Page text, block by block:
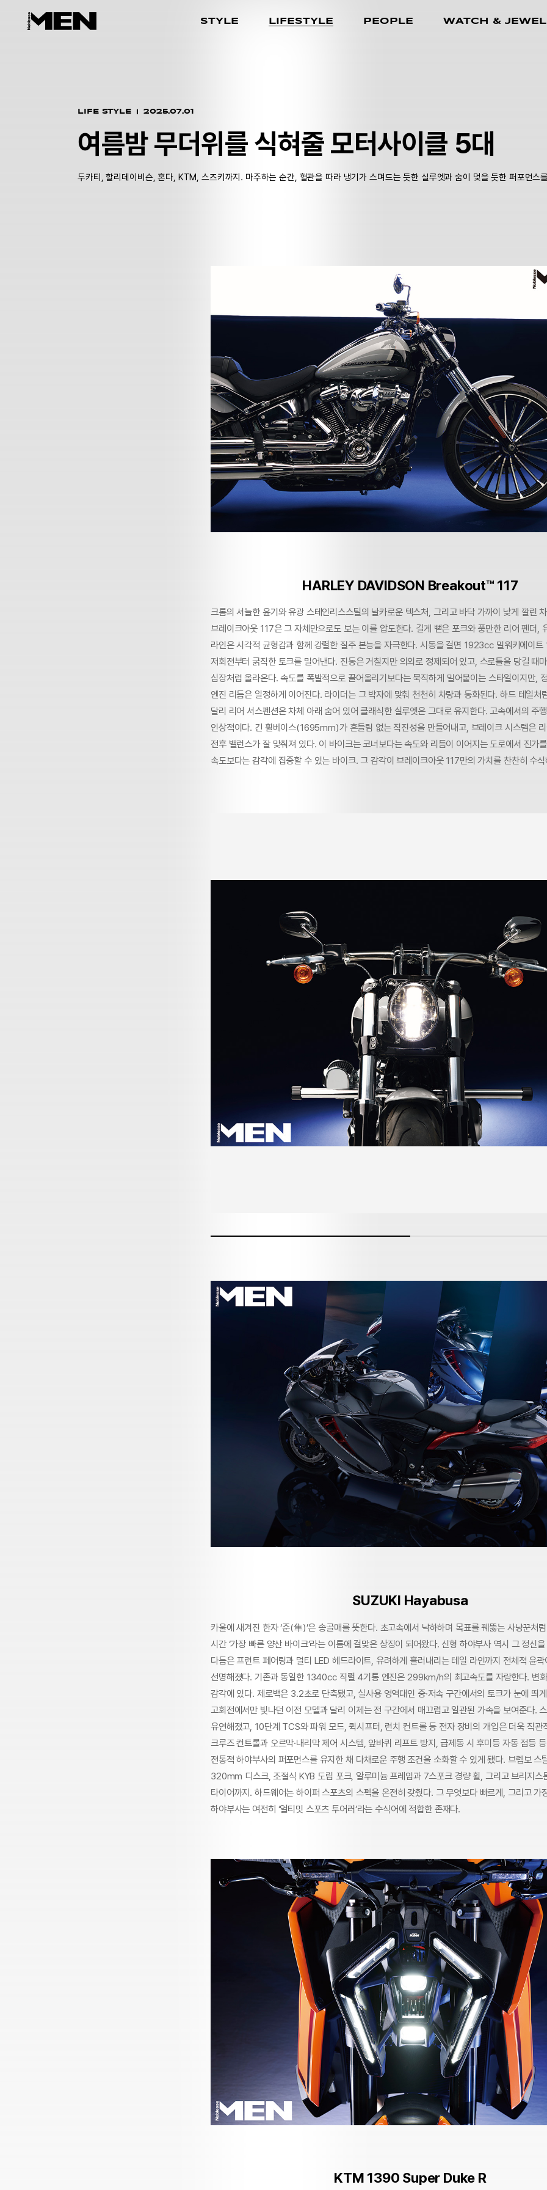
STYLE LIFESTYLE PEOPLE WATCH &
LIFE STYLE 2025.07.01
여름밤 무더위를 식혀줄 모터사이클 5대
두카티, 할리데이비슨, 혼다, KTM, 스즈키까지. 마주하는 순간, 혈관을 따라 냉기가 스며드는 듯한 실루엣과 숨이 멎을 듯한 퍼포먼스
HARLEY DAVIDSON Breakout™ 117
크롬의 서늘한 윤기와 유광 스테인리스스틸의 날카로운 텍스처, 그리고 바닥 가까이 낮게 깔린
브레이크아웃 117은 그 자체만으로도 보는 이를 압도한다. 길게 뻗은 포크와 풍만한 리어 펜더,
라인은 시각적 균형감과 함께 강렬한 질주 본능을 자극한다. 시동을 걸면 1923cc 밀워키에이트
저회전부터 굵직한 토크를 밀어낸다. 진동은 거칠지만 의외로 정제되어 있고, 스로틀을 당길 때
심장처럼 올라온다. 속도를 폭발적으로 끌어올리기보다는 묵직하게 밀어붙이는 스타일이지만,
엔진 리듬은 일정하게 이어진다. 라이더는 그 박자에 맞춰 천천히 차량과 동화된다. 하드 테일처
달리 리어 서스펜션은 차체 아래 숨어 있어 클래식한 실루엣은 그대로 유지한다. 고속에서의 주
인상적이다. 긴 휠베이스(1695mm)가 흔들림 없는 직진성을 만들어내고, 브레이크 시스템은
전후 밸런스가 잘 맞춰져 있다. 이 바이크는 코너보다는 속도와 리듬이 이어지는 도로에서 진가
속도보다는 감각에 집중할 수 있는 바이크. 그 감각이 브레이크아웃 117만의 가치를 찬찬히 수
SUZUKI Hayabusa
카울에 새겨진 한자 ‘준(隼)’은 송골매를 뜻한다. 초고속에서 낙하하며 목표를 꿰뚫는 사냥꾼처
시간 ‘가장 빠른 양산 바이크’라는 이름에 걸맞은 상징이 되어왔다. 신형 하야부사 역시 그 정신
다듬은 프런트 페어링과 멀티 LED 헤드라이트, 유려하게 흘러내리는 테일 라인까지 전체적 윤
선명해졌다. 기존과 동일한 1340cc 직렬 4기통 엔진은 299km/h의 최고속도를 자랑한다. 변
감각에 있다. 제로백은 3.2초로 단축됐고, 실사용 영역대인 중·저속 구간에서의 토크가 눈에 띄
고회전에서만 빛나던 이전 모델과 달리 이제는 전 구간에서 매끄럽고 일관된 가속을 보여준다.
유연해졌고, 10단계 TCS와 파워 모드, 퀵시프터, 런치 컨트롤 등 전자 장비의 개입은 더욱 직관
크루즈 컨트롤과 오르막·내리막 제어 시스템, 앞바퀴 리프트 방지, 급제동 시 후미등 자동 점등
전통적 하야부사의 퍼포먼스를 유지한 채 다채로운 주행 조건을 소화할 수 있게 됐다. 브렘보 스
320mm 디스크, 조절식 KYB 도립 포크, 알루미늄 프레임과 7스포크 경량 휠, 그리고 브리지스
타이어까지. 하드웨어는 하이퍼 스포츠의 스펙을 온전히 갖췄다. 그 무엇보다 빠르게, 그리고 가
하야부사는 여전히 ‘얼티밋 스포츠 투어러’라는 수식어에 적합한 존재다.
KTM 1390 Super Duke R